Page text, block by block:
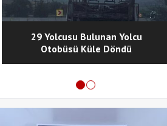
29 Yolcusu Bulunan Yolcu
Otobüsü Küle Döndü